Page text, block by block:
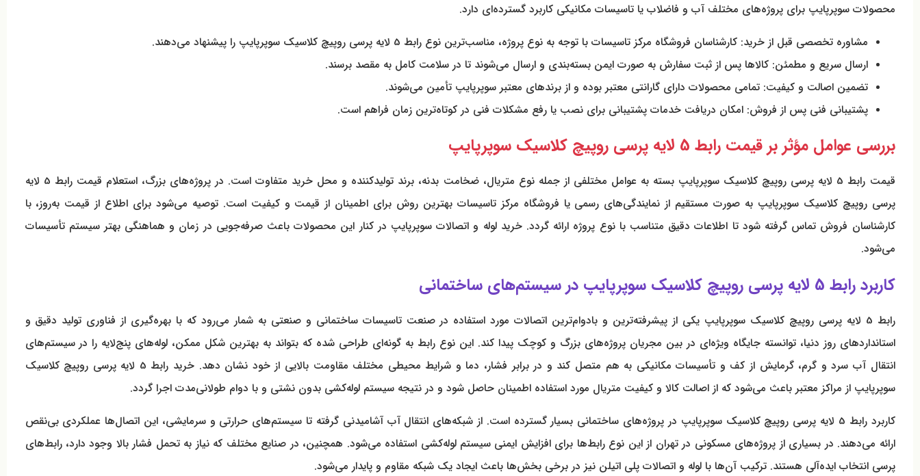
محصولات سوپرپایپ برای پروژه‌های مختلف آب و فاضلاب یا تاسیسات مکانیکی کاربرد گسترده‌ای دارد.
مشاوره تخصصی قبل از خرید: کارشناسان فروشگاه مرکز تاسیسات با توجه به نوع پروژه، مناسب‌ترین نوع رابط 5 لایه پرسی روپیچ کلاسیک سوپرپایپ را پیشنهاد می‌دهند.
ارسال سریع و مطمئن: کالاها پس از ثبت سفارش به صورت ایمن بسته‌بندی و ارسال می‌شوند تا در سلامت کامل به مقصد برسند.
تضمین اصالت و کیفیت: تمامی محصولات دارای گارانتی معتبر بوده و از برندهای معتبر سوپرپایپ تأمین می‌شوند.
پشتیبانی فنی پس از فروش: امکان دریافت خدمات پشتیبانی برای نصب یا رفع مشکلات فنی در کوتاه‌ترین زمان فراهم است.
بررسی عوامل مؤثر بر قیمت رابط 5 لایه پرسی روپیچ کلاسیک سوپرپایپ
قیمت رابط 5 لایه پرسی روپیچ کلاسیک سوپرپایپ بسته به عوامل مختلفی از جمله نوع متریال، ضخامت بدنه، برند تولیدکننده و محل خرید متفاوت است. در پروژه‌های بزرگ، استعلام قیمت رابط 5 لایه
پرسی روپیچ کلاسیک سوپرپایپ به صورت مستقیم از نمایندگی‌های رسمی یا فروشگاه مرکز تاسیسات بهترین روش برای اطمینان از قیمت و کیفیت است. توصیه می‌شود برای اطلاع از قیمت به‌روز، با
کارشناسان فروش تماس گرفته شود تا اطلاعات دقیق متناسب با نوع پروژه ارائه گردد. خرید لوله و اتصالات سوپرپایپ در کنار این محصولات باعث صرفه‌جویی در زمان و هماهنگی بهتر سیستم تأسیسات
می‌شود.
کاربرد رابط 5 لایه پرسی روپیچ کلاسیک سوپرپایپ در سیستم‌های ساختمانی
رابط 5 لایه پرسی روپیچ کلاسیک سوپرپایپ یکی از پیشرفته‌ترین و بادوام‌ترین اتصالات مورد استفاده در صنعت تاسیسات ساختمانی و صنعتی به شمار می‌رود که با بهره‌گیری از فناوری تولید دقیق و
استانداردهای روز دنیا، توانسته جایگاه ویژه‌ای در بین مجریان پروژه‌های بزرگ و کوچک پیدا کند. این نوع رابط به گونه‌ای طراحی شده که بتواند به بهترین شکل ممکن، لوله‌های پنج‌لایه را در سیستم‌های
انتقال آب سرد و گرم، گرمایش از کف و تأسیسات مکانیکی به هم متصل کند و در برابر فشار، دما و شرایط محیطی مختلف مقاومت بالایی از خود نشان دهد. خرید رابط 5 لایه پرسی روپیچ کلاسیک
سوپرپایپ از مراکز معتبر باعث می‌شود که از اصالت کالا و کیفیت متریال مورد استفاده اطمینان حاصل شود و در نتیجه سیستم لوله‌کشی بدون نشتی و با دوام طولانی‌مدت اجرا گردد.
کاربرد رابط 5 لایه پرسی روپیچ کلاسیک سوپرپایپ در پروژه‌های ساختمانی بسیار گسترده است. از شبکه‌های انتقال آب آشامیدنی گرفته تا سیستم‌های حرارتی و سرمایشی، این اتصال‌ها عملکردی بی‌نقص
ارائه می‌دهند. در بسیاری از پروژه‌های مسکونی در تهران از این نوع رابط‌ها برای افزایش ایمنی سیستم لوله‌کشی استفاده می‌شود. همچنین، در صنایع مختلف که نیاز به تحمل فشار بالا وجود دارد، رابط‌های
پرسی انتخاب ایده‌آلی هستند. ترکیب آن‌ها با لوله و اتصالات پلی اتیلن نیز در برخی بخش‌ها باعث ایجاد یک شبکه مقاوم و پایدار می‌شود.